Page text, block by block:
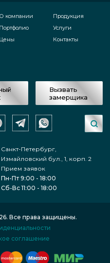
изначальные
конструкции;
фирмы
подписано
чего стоимость для
стала
Раздвижная
стекла -
по оптимальным
по адресу и
финального
и оплачено
О компании
Портфолио
Цены
Продукция
Услуги
Контакты
Вызвать
замерщика
Санкт-Петербург,
Измайловский бул., 1, корп. 2
Прием заявок
Пн-Пт 9:00 - 18:00
Сб-Вс 11:00 - 18:00
Все права защищены.
соглашение